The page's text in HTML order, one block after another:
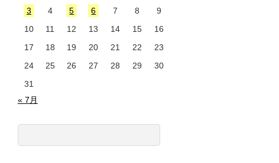
3
4 5 6 7 8
9
10
11 12 13 14 15
16
17
18 19 20 21 22
23
24
25 26 27 28 29
30
31
« 7月